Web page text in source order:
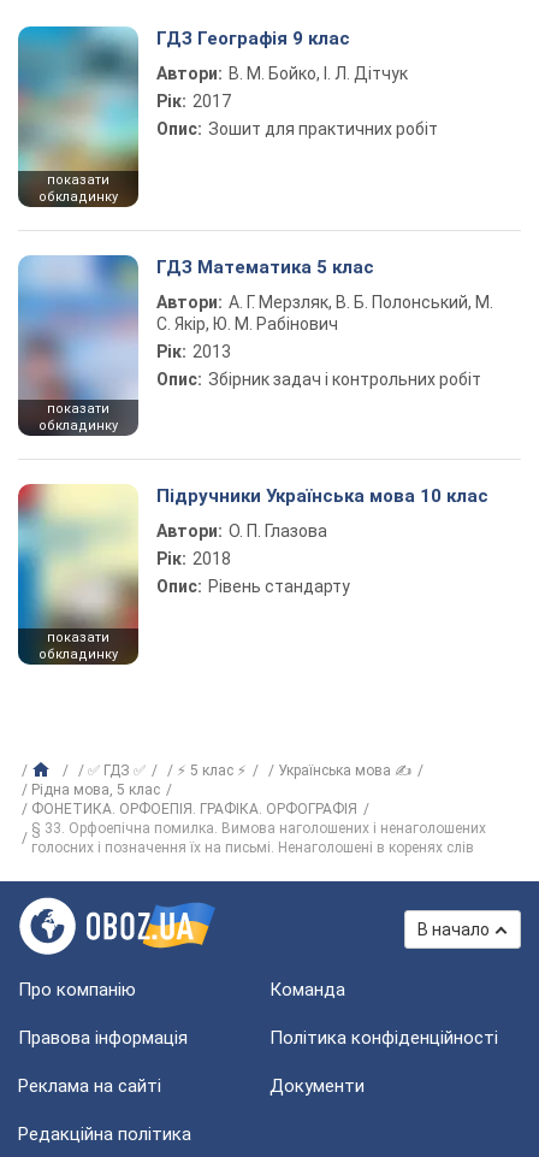
показати
обкладинку
ГДЗ Географія 9 клас
Автори: В. М. Бойко, І. Л. Дітчук
Рік: 2017
Опис: Зошит для практичних робіт
показати
обкладинку
ГДЗ Математика 5 клас
Автори: А. Г. Мерзляк, В. Б. Полонський, М.
С. Якір, Ю. М. Рабінович
Рік: 2013
Опис: Збірник задач і контрольних робіт
показати
обкладинку
Підручники Українська мова 10 клас
Автори: О. П. Глазова
Рік: 2018
Опис: Рівень стандарту
✅ ГДЗ ✅ ⚡ 5 клас ⚡
Українська мова ✍
Рiдна мова, 5 клас
ФОНЕТИКА. ОРФОЕПІЯ. ГРАФІКА. ОРФОГРАФІЯ
§ 33. Орфоепічна помилка. Вимова наголошених і ненаголошених
голосних і позначення їх на письмі. Ненаголошені в коренях слів
В начало
Про компанію Команда
Правова інформація Політика конфіденційності
Реклама на сайті Документи
Редакційна політика